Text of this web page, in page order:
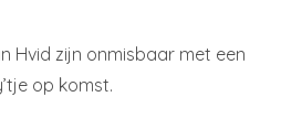
Hvid zijn onmisbaar met een
op komst.